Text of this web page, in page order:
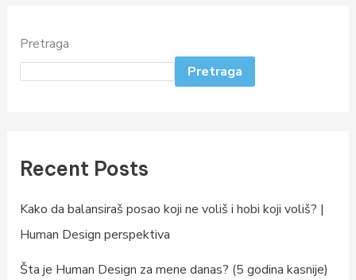
Pretraga
Pretraga
Recent Posts
Kako da balansiraš posao koji ne voliš i hobi koji voliš? |
Human Design perspektiva
Šta je Human Design za mene danas? (5 godina kasnije)